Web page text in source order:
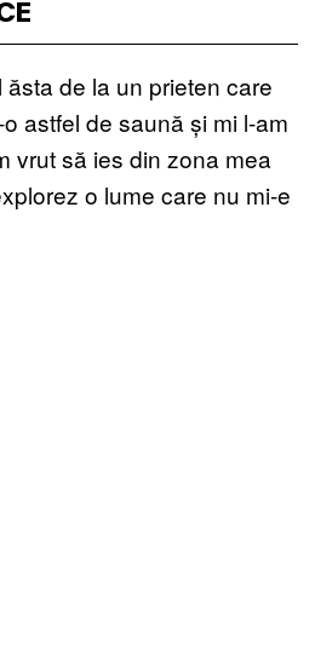
de la un prieten care
astfel de saună și mi l-am
vrut să ies din zona mea
o lume care nu mi-e